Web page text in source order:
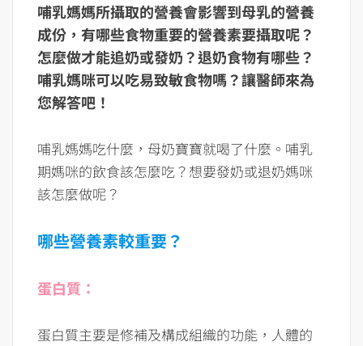
哺乳媽媽所攝取的營養會影響到母乳的營養
成份，有哪些食物重要的營養素要攝取呢？
怎麼做才能追奶或發奶？退奶食物有哪些？
哺乳媽咪可以吃易致敏食物嗎？讓醫師來為
您解答吧！
哺乳媽媽吃什麼，母奶寶寶就喝了什麼。哺乳
期媽咪的飲食該怎麼吃？想要發奶或退奶媽咪
該怎麼做呢？
哪些營養素較重要？
蛋白質：
蛋白質主要是修補及構成組織的功能，人體的